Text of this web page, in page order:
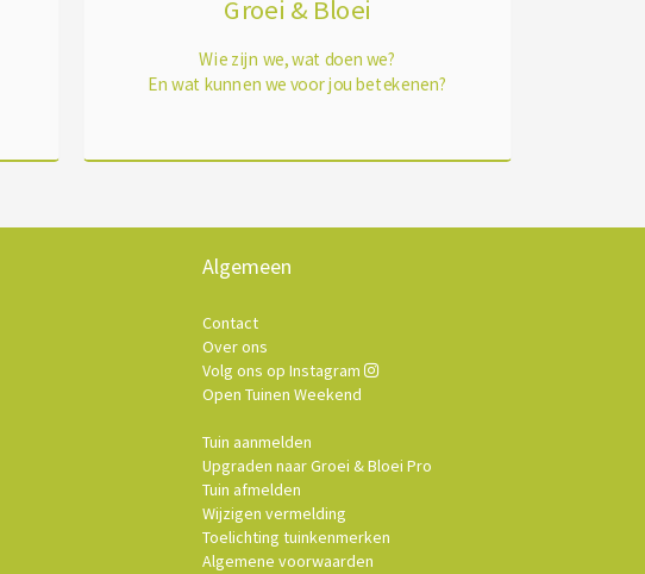
Groei & Bloei
Wie zijn we, wat doen we?
En wat kunnen we voor jou betekenen?
Algemeen
Contact
Over ons
Volg ons op Instagram
Open Tuinen Weekend
Tuin aanmelden
Upgraden naar Groei & Bloei Pro
Tuin afmelden
Wijzigen vermelding
Toelichting tuinkenmerken
Algemene voorwaarden